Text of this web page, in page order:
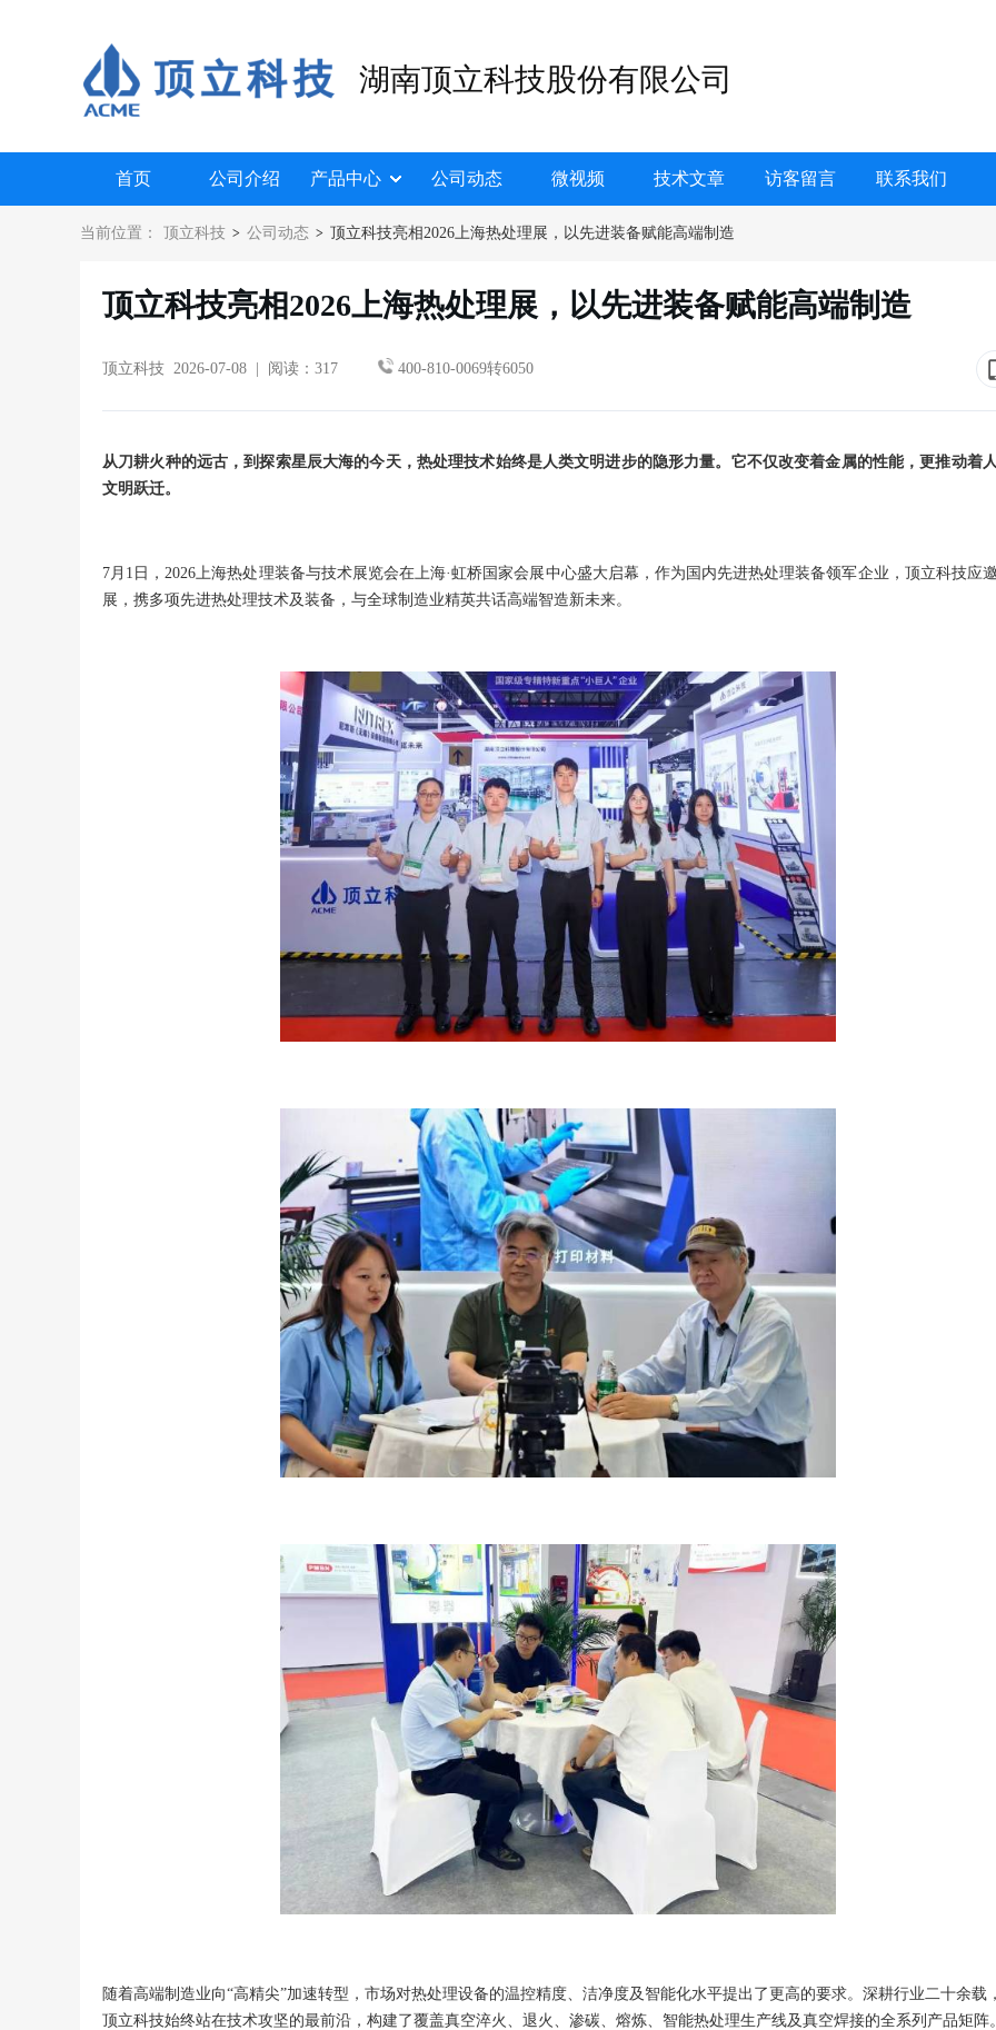
湖南顶立科技股份有限公司
首页 公司介绍 产品中心 公司动态 微视频 技术文章 访客留言 联系我们
当前位置： 顶立科技 > 公司动态 > 顶立科技亮相2026上海热处理展，以先进装备赋能高端制造
顶立科技亮相2026上海热处理展，以先进装备赋能高端制造
顶立科技 2026-07-08 | 阅读：317 400-810-0069转6050
从刀耕火种的远古，到探索星辰大海的今天，热处理技术始终是人类文明进步的隐形力量。它不仅改变着金属的性能，更推动着
文明跃迁。
7月1日，2026上海热处理装备与技术展览会在上海·虹桥国家会展中心盛大启幕，作为国内先进热处理装备领军企业，顶立科技应
展，携多项先进热处理技术及装备，与全球制造业精英共话高端智造新未来。
随着高端制造业向“高精尖”加速转型，市场对热处理设备的温控精度、洁净度及智能化水平提出了更高的要求。深耕行业二十余载，
顶立科技始终站在技术攻坚的最前沿，构建了覆盖真空淬火、退火、渗碳、熔炼、智能热处理生产线及真空焊接的全系列产品矩阵。